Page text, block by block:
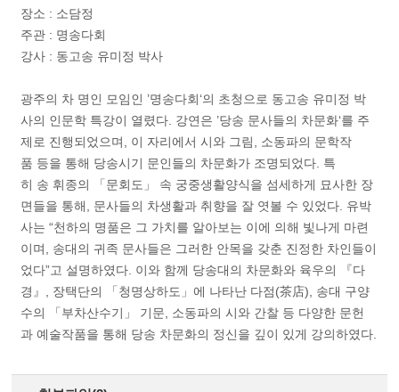
장소 : 소담정
주관 : 명송다회
강사 : 동고송 유미정 박사
광주의 차 명인 모임인 ’명송다회‘의 초청으로 동고송 유미정 박
사의 인문학 특강이 열렸다. 강연은 ’당송 문사들의 차문화‘를 주
제로 진행되었으며, 이 자리에서 시와 그림, 소동파의 문학작
품 등을 통해 당송시기 문인들의 차문화가 조명되었다. 특
히 송 휘종의 「문회도」 속 궁중생활양식을 섬세하게 묘사한 장
면들을 통해, 문사들의 차생활과 취향을 잘 엿볼 수 있었다. 유박
사는 “천하의 명품은 그 가치를 알아보는 이에 의해 빛나게 마련
이며, 송대의 귀족 문사들은 그러한 안목을 갖춘 진정한 차인들이
었다”고 설명하였다. 이와 함께 당송대의 차문화와 육우의 『다
경』, 장택단의 「청명상하도」에 나타난 다점(茶店), 송대 구양
수의 「부차산수기」 기문, 소동파의 시와 간찰 등 다양한 문헌
과 예술작품을 통해 당송 차문화의 정신을 깊이 있게 강의하였다.